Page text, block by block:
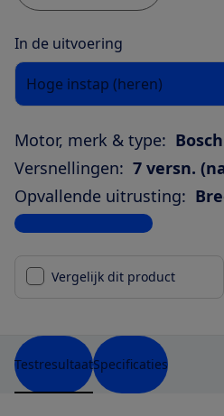
In de uitvoering
Hoge instap (heren)
Motor, merk & type:
Versnellingen: 7 versn.
Opvallende uitrusting:
Bekijk alle specificaties
Vergelijk dit product
TestresultaatSpecificaties